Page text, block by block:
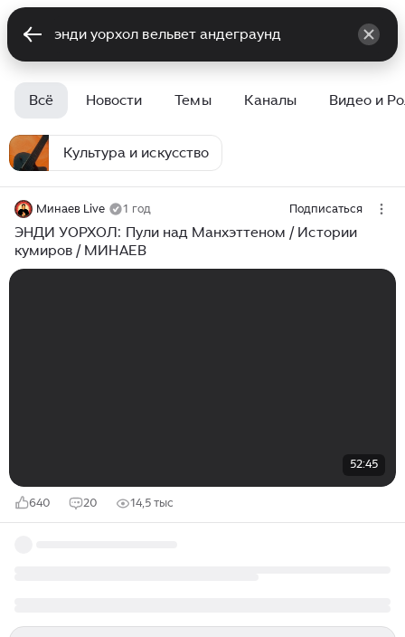
Всё Новости Темы Каналы Видео и
Культура и искусство
Минаев Live 1 год Подписаться
ЭНДИ УОРХОЛ: Пули над Манхэттеном / Истории
кумиров / МИНАЕВ
52:45
640 20 14,5 тыс